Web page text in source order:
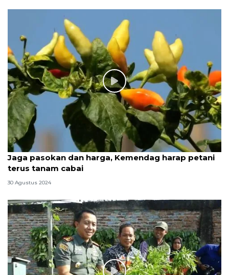
Jaga pasokan dan harga, Kemendag harap petani
terus tanam cabai
30 Agustus 2024